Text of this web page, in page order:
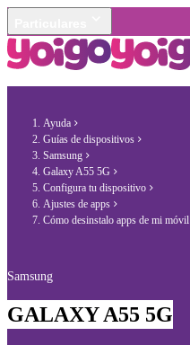
Ayuda
Guías de dispositivos
Samsung
Galaxy A55 5G
Configura tu dispositivo
Ajustes de apps
Cómo desinstalo apps de mi móvil
Samsung
GALAXY A55 5G